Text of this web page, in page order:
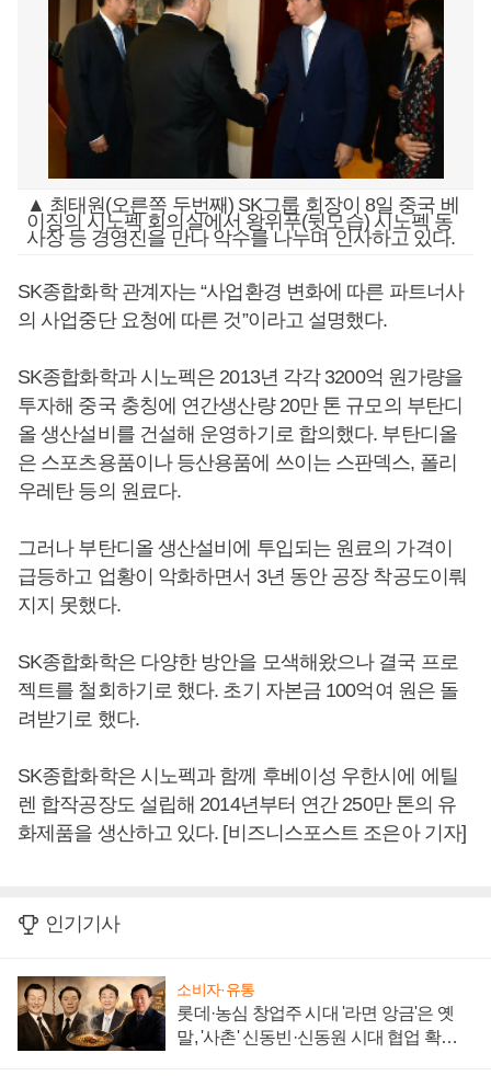
▲ 최태원(오른쪽 두번째) SK그룹 회장이 8일 중국 베
이징의 시노펙 회의실에서 왕위푸(뒷모습) 시노펙 동
사장 등 경영진을 만나 악수를 나누며 인사하고 있다.
SK종합화학 관계자는 “사업환경 변화에 따른 파트너사
의 사업중단 요청에 따른 것”이라고 설명했다.
SK종합화학과 시노펙은 2013년 각각 3200억 원가량을
투자해 중국 충칭에 연간생산량 20만 톤 규모의 부탄디
올 생산설비를 건설해 운영하기로 합의했다. 부탄디올
은 스포츠용품이나 등산용품에 쓰이는 스판덱스, 폴리
우레탄 등의 원료다.
그러나 부탄디올 생산설비에 투입되는 원료의 가격이
급등하고 업황이 악화하면서 3년 동안 공장 착공도이뤄
지지 못했다.
SK종합화학은 다양한 방안을 모색해왔으나 결국 프로
젝트를 철회하기로 했다. 초기 자본금 100억여 원은 돌
려받기로 했다.
SK종합화학은 시노펙과 함께 후베이성 우한시에 에틸
렌 합작공장도 설립해 2014년부터 연간 250만 톤의 유
화제품을 생산하고 있다. [비즈니스포스트 조은아 기자]
인기기사
소비자·유통
롯데·농심 창업주 시대 '라면 앙금'은 옛
말, '사촌' 신동빈·신동원 시대 협업 확대